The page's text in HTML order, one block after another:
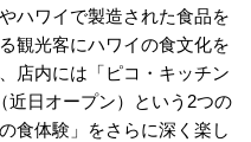
ハワイで製造された食品を
観光客にハワイの食文化を
店内には「ピコ・キッチン
近日オープン）という2つの
食体験」をさらに深く楽し